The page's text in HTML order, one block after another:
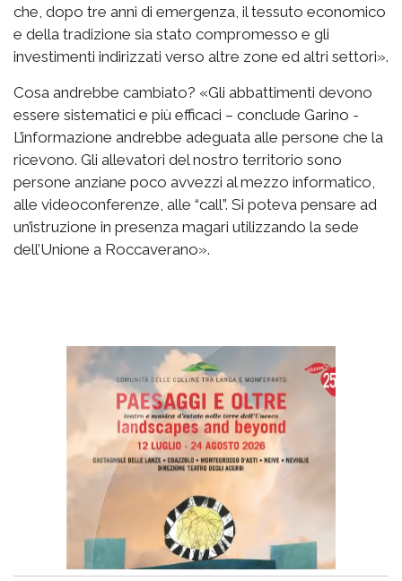
che, dopo tre anni di emergenza, il tessuto economico
e della tradizione sia stato compromesso e gli
investimenti indirizzati verso altre zone ed altri settori».
Cosa andrebbe cambiato? «Gli abbattimenti devono
essere sistematici e più efficaci – conclude Garino -
L’informazione andrebbe adeguata alle persone che la
ricevono. Gli allevatori del nostro territorio sono
persone anziane poco avvezzi al mezzo informatico,
alle videoconferenze, alle “call”. Si poteva pensare ad
un’istruzione in presenza magari utilizzando la sede
dell’Unione a Roccaverano».